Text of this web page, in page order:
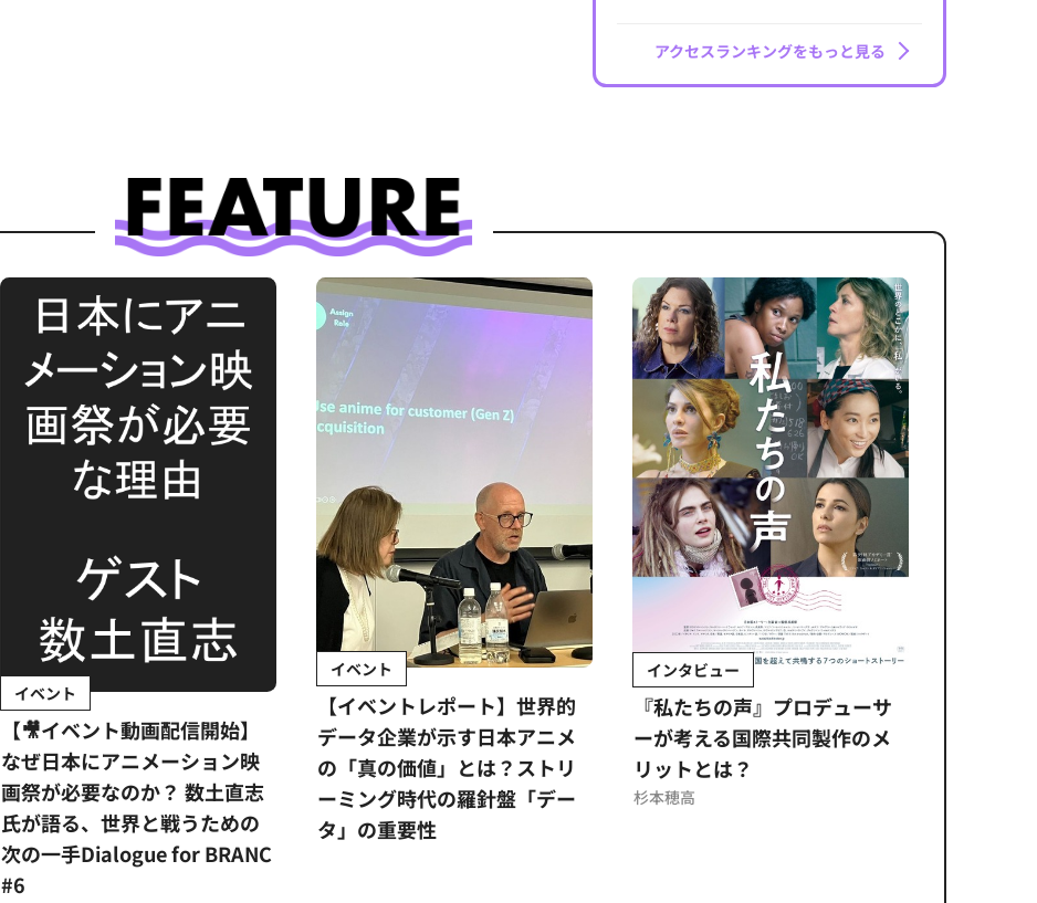
アクセスランキングをもっと見る
イベント
【🎥イベント動画配信開始】
なぜ日本にアニメーション映
画祭が必要なのか？ 数土直志
氏が語る、世界と戦うための
次の一手Dialogue for BRANC
#6
イベント
【イベントレポート】世界的
データ企業が示す日本アニメ
の「真の価値」とは？ストリ
ーミング時代の羅針盤「デー
タ」の重要性
インタビュー
『私たちの声』プロデューサ
ーが考える国際共同製作のメ
リットとは？
杉本穂高